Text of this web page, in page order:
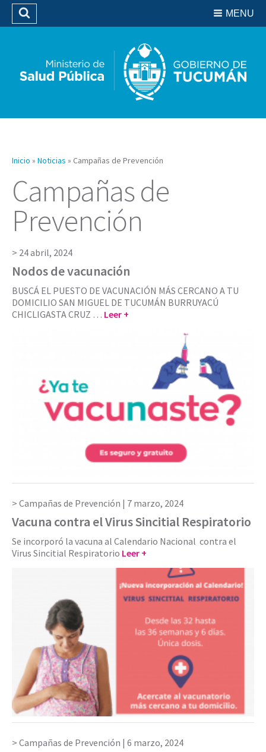
Biblioteca
MENU
Buscar
Inicio » Noticias » Campañas de Prevención
Campañas de
Prevención
24 abril, 2024
Nodos de vacunación
BUSCÁ EL PUESTO DE VACUNACIÓN MÁS CERCANO A TU
DOMICILIO SAN MIGUEL DE TUCUMÁN BURRUYACÚ
CHICLIGASTA CRUZ … Leer +
Campañas de Prevención | 7 marzo, 2024
Vacuna contra el Virus Sincitial Respiratorio
Se incorporó la vacuna al Calendario Nacional contra el
Virus Sincitial Respiratorio Leer +
Campañas de Prevención | 6 marzo, 2024